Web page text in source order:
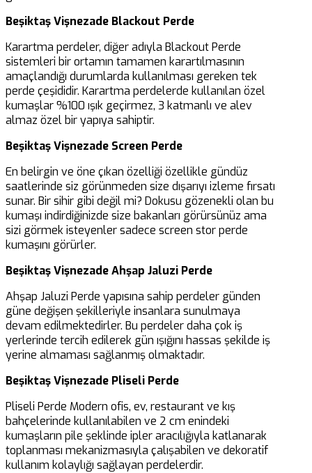
Beşiktaş Vişnezade Blackout Perde
Karartma perdeler, diğer adıyla Blackout Perde
sistemleri bir ortamın tamamen karartılmasının
amaçlandığı durumlarda kullanılması gereken tek
perde çeşididir. Karartma perdelerde kullanılan özel
kumaşlar %100 ışık geçirmez, 3 katmanlı ve alev
almaz özel bir yapıya sahiptir.
Beşiktaş Vişnezade Screen Perde
En belirgin ve öne çıkan özelliği özellikle gündüz
saatlerinde siz görünmeden size dışarıyı izleme fırsatı
sunar. Bir sihir gibi değil mi? Dokusu gözenekli olan bu
kumaşı indirdiğinizde size bakanları görürsünüz ama
sizi görmek isteyenler sadece screen stor perde
kumaşını görürler.
Beşiktaş Vişnezade Ahşap Jaluzi Perde
Ahşap Jaluzi Perde yapısına sahip perdeler günden
güne değişen şekilleriyle insanlara sunulmaya
devam edilmektedirler. Bu perdeler daha çok iş
yerlerinde tercih edilerek gün ışığını hassas şekilde iş
yerine almaması sağlanmış olmaktadır.
Beşiktaş Vişnezade Pliseli Perde
Pliseli Perde Modern ofis, ev, restaurant ve kış
bahçelerinde kullanılabilen ve 2 cm enindeki
kumaşların pile şeklinde ipler aracılığıyla katlanarak
toplanması mekanizmasıyla çalışabilen ve dekoratif
kullanım kolaylığı sağlayan perdelerdir.